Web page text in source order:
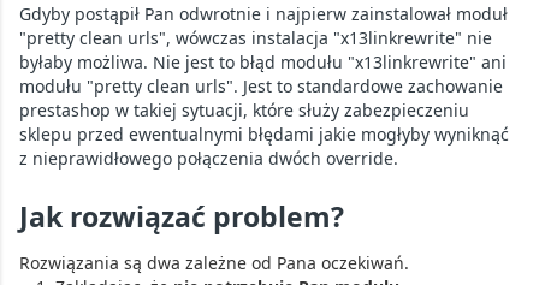
Gdyby postąpił Pan odwrotnie i najpierw zainstalował moduł
"pretty clean urls", wówczas instalacja "x13linkrewrite" nie
byłaby możliwa. Nie jest to błąd modułu "x13linkrewrite" ani
modułu "pretty clean urls". Jest to standardowe zachowanie
prestashop w takiej sytuacji, które służy zabezpieczeniu
sklepu przed ewentualnymi błędami jakie mogłyby wyniknąć
z nieprawidłowego połączenia dwóch override.
Jak rozwiązać problem?
Rozwiązania są dwa zależne od Pana oczekiwań.